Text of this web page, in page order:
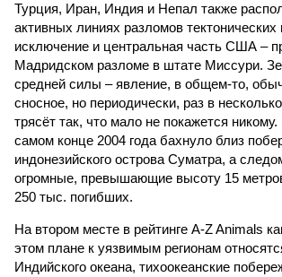
Турция, Иран, Индия и Непал также
активных линиях разломов тектонических
исключение и центральная часть США –
Мадридском разломе в штате Миссури.
средней силы – явление, в общем-то,
сносное, но периодически, раз в
трясёт так, что мало не покажется
самом конце 2004 года бахнуло близ
индонезийского острова Суматра, а
огромные, превышающие высоту 15
250 тыс. погибших.
На втором месте в рейтинге A-Z Animals
этом плане к уязвимым регионам
Индийского океана, тихо­океанские